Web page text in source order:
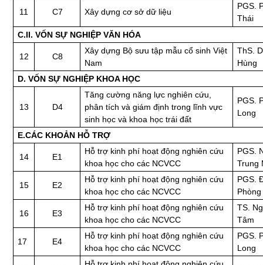
11 C7 Xây dựng cơ sở dữ liệu
PGS.
Thái
C.II. VỐN SỰ NGHIỆP VĂN HÓA
12 C8
Xây dựng Bộ sưu tập mẫu cổ sinh Việt
Nam
ThS.
Hùng
D. VỐN SỰ NGHIỆP KHOA HỌC
13 D4
Tăng cường năng lực nghiên cứu,
phân tích và giám định trong lĩnh vực
sinh học và khoa học trái đất
PGS.
Long
E.CÁC KHOẢN HỖ TRỢ
14 E1
Hỗ trợ kinh phí hoạt động nghiên cứu
khoa học cho các NCVCC
PGS.
Trung
15 E2
Hỗ trợ kinh phí hoạt động nghiên cứu
khoa học cho các NCVCC
PGS.
Phòng
16 E3
Hỗ trợ kinh phí hoạt động nghiên cứu
khoa học cho các NCVCC
TS.
Tâm
17 E4
Hỗ trợ kinh phí hoạt động nghiên cứu
khoa học cho các NCVCC
PGS.
Long